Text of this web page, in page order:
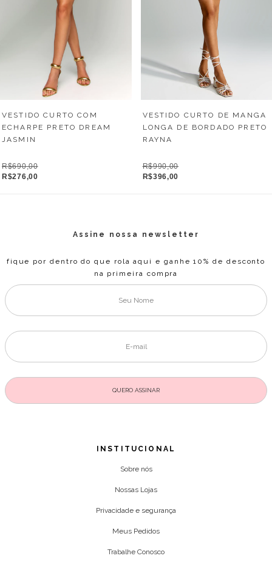
VESTIDO CURTO COM
ECHARPE PRETO DREAM
JASMIN
R$690,00
R$276,00
VESTIDO CURTO DE MANGA
LONGA DE BORDADO PRETO
RAYNA
R$990,00
R$396,00
Assine nossa newsletter
fique por dentro do que rola aqui e ganhe 10% de desconto
na primeira compra
INSTITUCIONAL
Sobre nós
Nossas Lojas
Privacidade e segurança
Meus Pedidos
Trabalhe Conosco